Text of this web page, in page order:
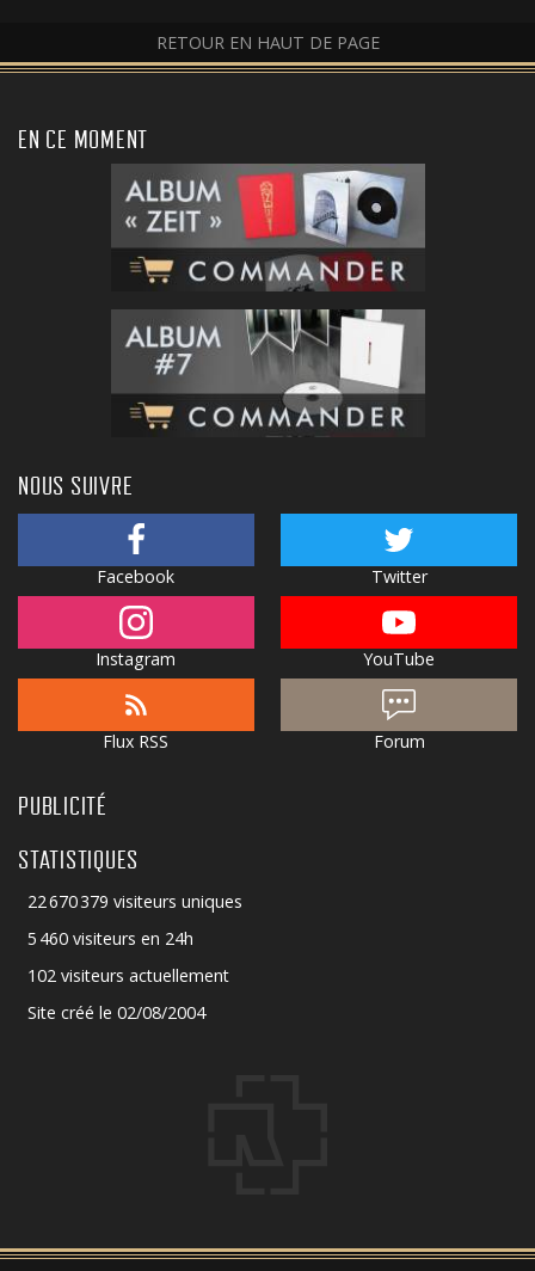
RETOUR EN HAUT DE PAGE
EN CE MOMENT
NOUS SUIVRE
Facebook Twitter
Instagram YouTube
Flux RSS Forum
PUBLICITÉ
STATISTIQUES
22 670 379 visiteurs uniques
5 460 visiteurs en 24h
102 visiteurs actuellement
Site créé le 02/08/2004